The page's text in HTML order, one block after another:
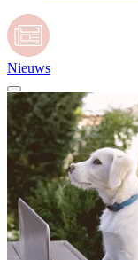
Nieuws